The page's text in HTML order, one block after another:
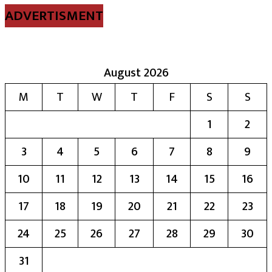
ADVERTISMENT
August 2026
M
T W T F S
S
1
2
3
4 5 6 7 8
9
10
11 12 13 14 15
16
17
18 19 20 21 22
23
24
25 26 27 28 29
30
31